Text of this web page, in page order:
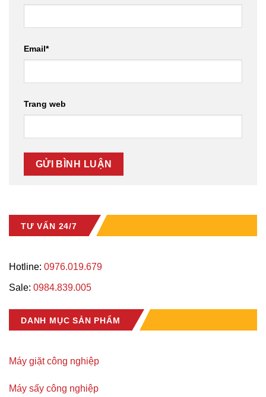
Email*
Trang web
TƯ VẤN 24/7
Hotline: 0976.019.679
Sale: 0984.839.005
DANH MỤC SẢN PHẨM
Máy giặt công nghiệp
Máy sấy công nghiệp